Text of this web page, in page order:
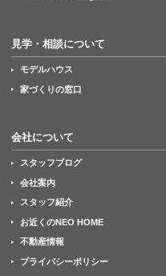
見学・相談について
モデルハウス
家づくりの窓口
会社について
スタッフブログ
会社案内
スタッフ紹介
お近くのNEO HOME
不動産情報
プライバシーポリシー